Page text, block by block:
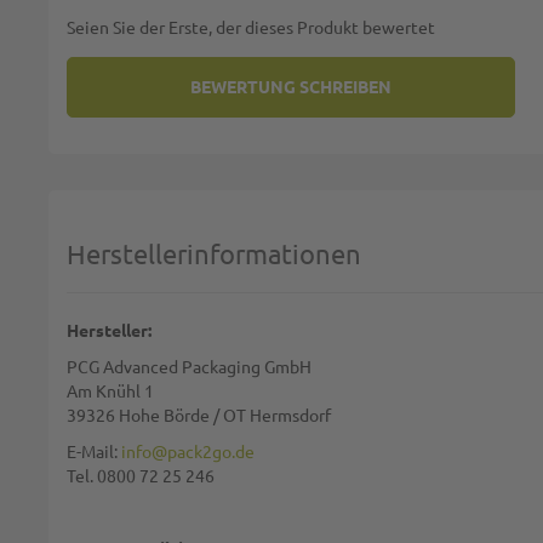
Seien Sie der Erste, der dieses Produkt bewertet
BEWERTUNG SCHREIBEN
Zusammenfassung:
Herstellerinformationen
Hersteller:
PCG Advanced Packaging GmbH
Am Knühl 1
39326 Hohe Börde / OT Hermsdorf
E-Mail: info@pack2go.de
Tel. 0800 72 25 246